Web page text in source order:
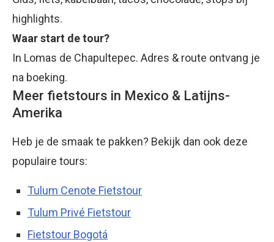
highlights.
Waar start de tour?
In Lomas de Chapultepec. Adres & route ontvang je
na boeking.
Meer fietstours in Mexico & Latijns-
Amerika
Heb je de smaak te pakken? Bekijk dan ook deze
populaire tours:
Tulum Cenote Fietstour
Tulum Privé Fietstour
Fietstour Bogotá